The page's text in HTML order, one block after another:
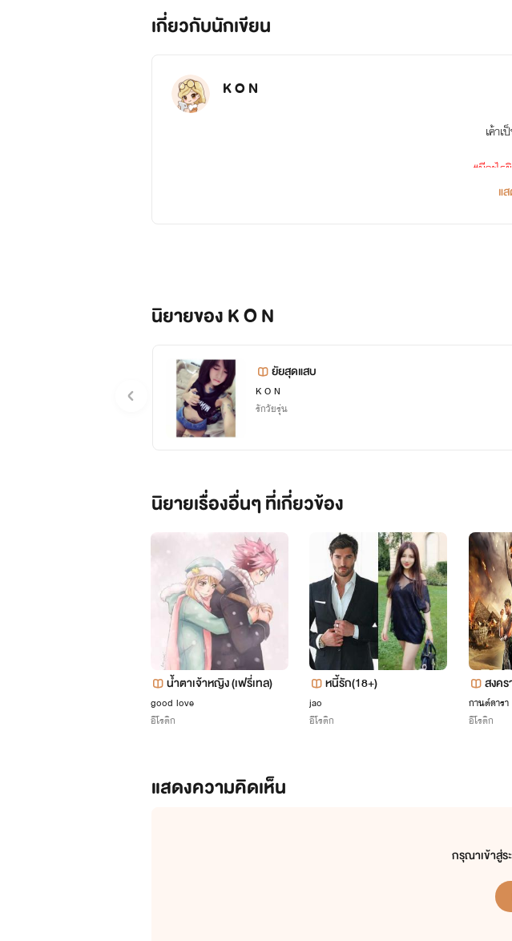
"อย่าเร่นตั
ตอนนี้ฉันมาเที่ยวที่ผับกับเพื่อนๆในแก๊งผับนี้ใหญ่พอๆกับผับน้องฉัน
เรื่องของฉันดีกว่าพอพวกฉันเดินเข้าไปเท่านั้นแหละทุกสายตามอง
เลยขอตัวออกทาก่อนฉันก็ไม่ใช่พวกคอทองแดงน่ะเเต่ก็ได้อยุ่.ฉัน
เลยเดิน
พรึ่บ!
"นี่นา
"มาขา
"ใ
เกี่ยวกับนักเขียน
K O N
เค้า
#มีอะไร
แ
นิยายของ K O N
ยัยสุดแสบ
K O N
รักวัยรุ่น
นิยายเรื่องอื่นๆ ที่เกี่ยวข้อง
น้ำตาเจ้าหญิง (เฟรี่เทล)
good love
อีโรติก
หนี้รัก(18+)
jao
อีโรติก
สงค
าท
กานต์ดารา
อีโรติก
แสดงความคิดเห็น
กรุณาเข้าสู่